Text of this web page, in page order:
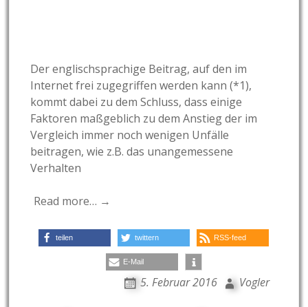
Der englischsprachige Beitrag, auf den im
Internet frei zugegriffen werden kann (*1),
kommt dabei zu dem Schluss, dass einige
Faktoren maßgeblich zu dem Anstieg der im
Vergleich immer noch wenigen Unfälle
beitragen, wie z.B. das unangemessene
Verhalten
Read more… →
teilen twittern RSS-feed
E-Mail
5. Februar 2016 Vogler